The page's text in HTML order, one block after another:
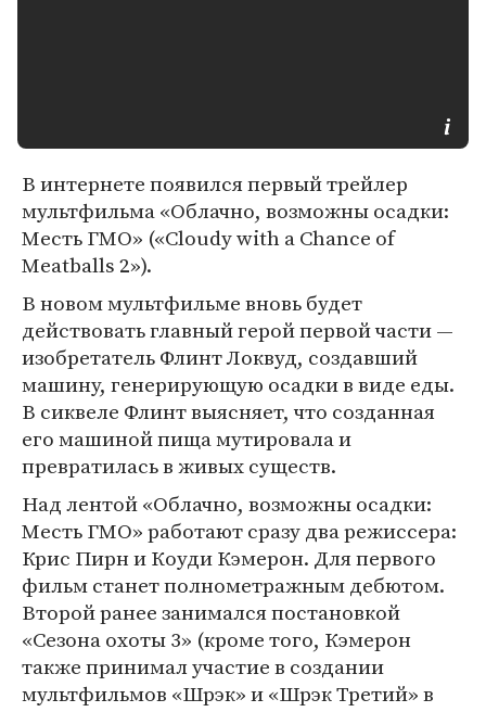
В интернете появился первый трейлер
мультфильма «Облачно, возможны осадки:
Месть ГМО» («Cloudy with a Chance of
Meatballs 2»).
В новом мультфильме вновь будет
действовать главный герой первой части —
изобретатель Флинт Локвуд, создавший
машину, генерирующую осадки в виде еды.
В сиквеле Флинт выясняет, что созданная
его машиной пища мутировала и
превратилась в живых существ.
Над лентой «Облачно, возможны осадки:
Месть ГМО» работают сразу два режиссера:
Крис Пирн и Коуди Кэмерон. Для первого
фильм станет полнометражным дебютом.
Второй ранее занимался постановкой
«Сезона охоты 3» (кроме того, Кэмерон
также принимал участие в создании
мультфильмов «Шрэк» и «Шрэк Третий» в